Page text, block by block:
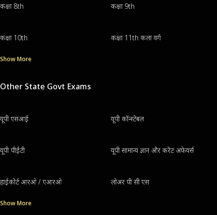
कक्षा 8th कक्षा 9th
कक्षा 10th कक्षा 11th कला वर्ग
Show More
Other State Govt Exams
यूपी एसआई यूपी कॉन्स्टेबल
यूपी पीईटी यूपी सामान्य ज्ञान और करेंट अफेयर्स
हाईकोर्ट आरओ / एआरओ लोअर पी सी एस
Show More